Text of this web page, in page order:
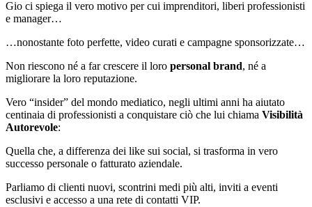
Gio ci spiega il vero motivo per cui imprenditori, liberi professionisti
e manager…
…nonostante foto perfette, video curati e campagne sponsorizzate…
Non riescono né a far crescere il loro personal brand, né a
migliorare la loro reputazione.
Vero “insider” del mondo mediatico, negli ultimi anni ha aiutato
centinaia di professionisti a conquistare ciò che lui chiama Visibilità
Autorevole:
Quella che, a differenza dei like sui social, si trasforma in vero
successo personale o fatturato aziendale.
Parliamo di clienti nuovi, scontrini medi più alti, inviti a eventi
esclusivi e accesso a una rete di contatti VIP.